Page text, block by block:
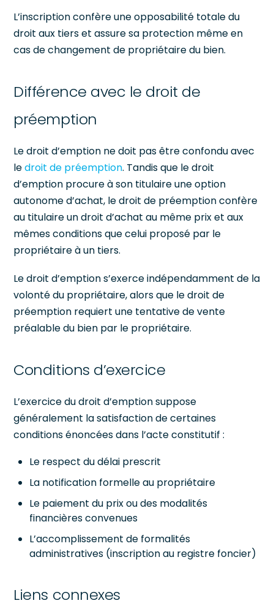
L’inscription confère une opposabilité totale du
droit aux tiers et assure sa protection même en
cas de changement de propriétaire du bien.
Différence avec le droit de
préemption
Le droit d’emption ne doit pas être confondu avec
ledroit de préemption. Tandis que le droit
d’emption procure à son titulaire une option
autonome d’achat, le droit de préemption confère
au titulaire un droit d’achat au même prix et aux
mêmes conditions que celui proposé par le
propriétaire à un tiers.
Le droit d’emption s’exerce indépendamment de la
volonté du propriétaire, alors que le droit de
préemption requiert une tentative de vente
préalable du bien par le propriétaire.
Conditions d’exercice
L’exercice du droit d’emption suppose
généralement la satisfaction de certaines
conditions énoncées dans l’acte constitutif :
Le respect du délai prescrit
La notification formelle au propriétaire
Le paiement du prix ou des modalités
financières convenues
L’accomplissement de formalités
administratives (inscription au registre foncier)
Liens connexes